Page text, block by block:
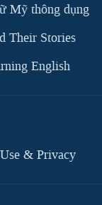
Mỹ thông dụng
Their Stories
English
& Privacy